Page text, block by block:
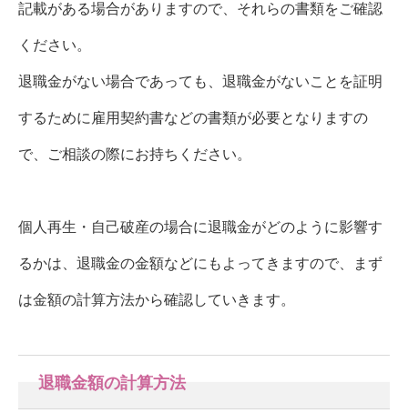
記載がある場合がありますので、それらの書類をご確認
ください。
退職金がない場合であっても、退職金がないことを証明
するために雇用契約書などの書類が必要となりますの
で、ご相談の際にお持ちください。
個人再生・自己破産の場合に退職金がどのように影響す
るかは、退職金の金額などにもよってきますので、まず
は金額の計算方法から確認していきます。
退職金額の計算方法